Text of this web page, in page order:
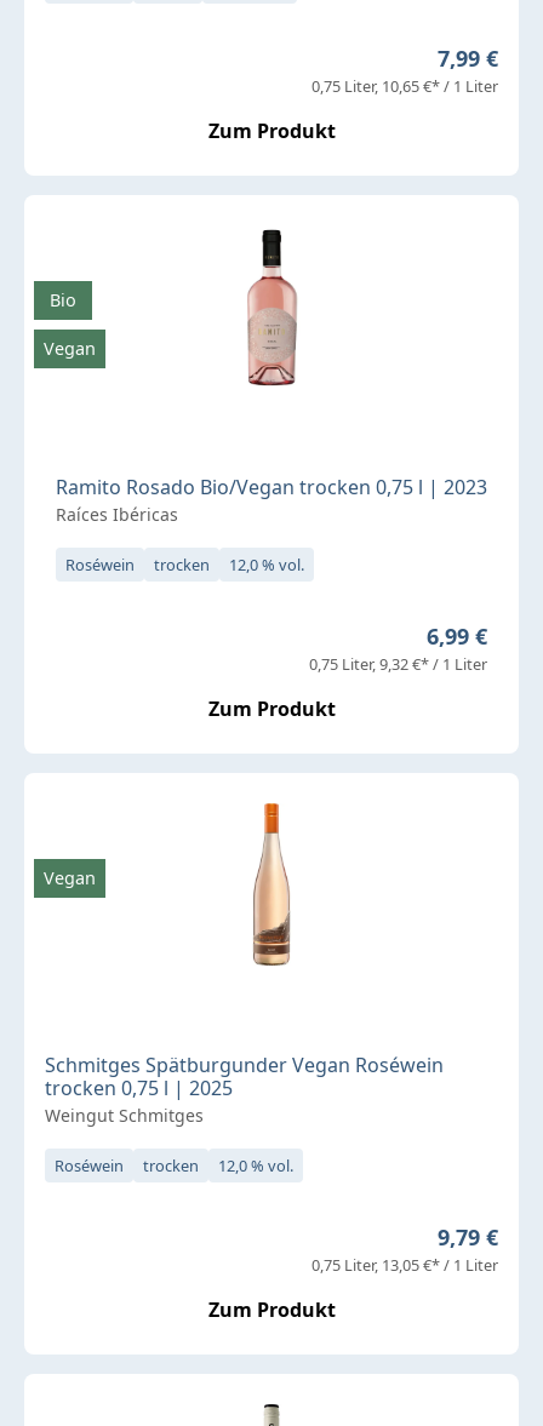
Regulärer
7,99 €
0,75 Liter 10,65 €* / 1 Liter
Zum Produkt
Ramito Rosado Bio/Vegan trocken 0,75 l | 2023
Raíces Ibéricas
Roséwein trocken 12,0 % vol.
Regulärer
6,99 €
0,75 Liter 9,32 €* / 1 Liter
Zum Produkt
Bio
Vegan
Schmitges Spätburgunder Vegan Roséwein
trocken 0,75 l | 2025
Weingut Schmitges
Roséwein trocken 12,0 % vol.
Regulärer
9,79 €
0,75 Liter 13,05 €* / 1 Liter
Zum Produkt
Vegan